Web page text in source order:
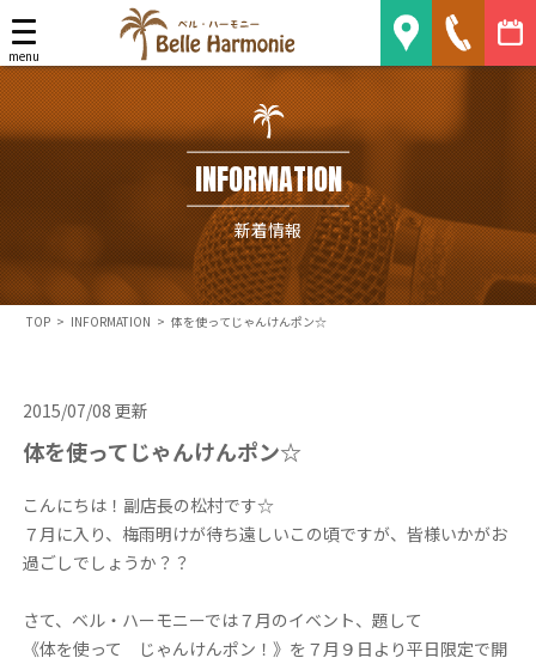
menu
INFORMATION
新着情報
TOP > INFORMATION > 体を使ってじゃんけんポン☆
2015/07/08 更新
体を使ってじゃんけんポン☆
こんにちは！副店長の松村です☆
７月に入り、梅雨明けが待ち遠しいこの頃ですが、皆様いかがお
過ごしでしょうか？？
さて、ベル・ハーモニーでは７月のイベント、題して
《体を使って じゃんけんポン！》を７月９日より平日限定で開